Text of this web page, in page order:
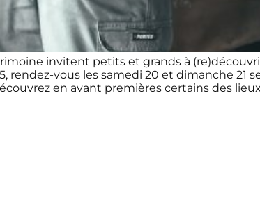
invitent petits et grands à
vous les samedi 20 et dimanche 21
en avant premières certains des